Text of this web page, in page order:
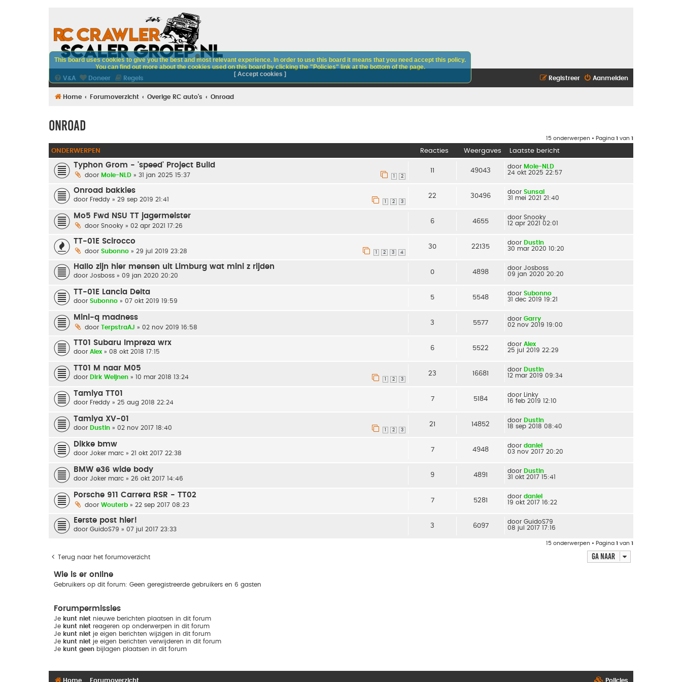
V&A Doneer Regels Aanmelden
Registreer
Home Forumoverzicht Overige RC auto's Onroad
Onroad
15 onderwerpen • Pagina 1 van 1
ONDERWERPEN Reacties Weergaves Laatste bericht
Typhon Grom - 'speed' Project Build
door Mole-NLD » 31 jan 2025 15:37 2
11 49043
door Mole-NLD
24 okt 2025 22:57
Onroad bakkies
door Freddy » 29 sep 2019 21:41 2 3
22 30496
door Sunsai
31 mei 2021 21:40
Mo5 Fwd NSU TT jagermeister
door Snooky » 02 apr 2021 17:26
6 4655
door Snooky
12 apr 2021 02:01
TT-01E Scirocco
door Subonno » 29 jul 2019 23:28 2 3 4
30 22135
door Dustin
30 mar 2020 10:20
Hallo zijn hier mensen uit Limburg wat mini z rijden
door Josboss » 09 jan 2020 20:20 0 4898
door Josboss
09 jan 2020 20:20
TT-01E Lancia Delta
door Subonno » 07 okt 2019 19:59 5 5548
door Subonno
31 dec 2019 19:21
Mini-q madness
door TerpstraAJ » 02 nov 2019 16:58
3 5577
door Garry
02 nov 2019 19:00
TT01 Subaru Impreza wrx
door Alex » 08 okt 2018 17:15 6 5522
door Alex
25 jul 2019 22:29
TT01 M naar M05
door Dirk Weijnen » 10 mar 2018 13:24 2 3
23 16681
door Dustin
12 mar 2019 09:34
Tamiya TT01
door Freddy » 25 aug 2018 22:24 7 5184
door
Linky
16 feb 2019 12:10
Tamiya XV-01
door Dustin » 02 nov 2017 18:40 2 3
21 14852
door Dustin
18 sep 2018 08:40
Dikke bmw
door Joker marc » 21 okt 2017 22:38 7 4948
door daniel
03 nov 2017 20:20
BMW e36 wide body
door Joker marc » 26 okt 2017 14:46 9 4891
door Dustin
31 okt 2017 15:41
Porsche 911 Carrera RSR - TT02
door Wouterb » 22 sep 2017 08:23
7 5281
door daniel
19 okt 2017 16:22
Eerste post hier!
door GuidoS79 » 07 jul 2017 23:33 3 6097
door GuidoS79
08 jul 2017 17:16
15 onderwerpen • Pagina 1 van 1
Terug naar het forumoverzicht Ga naar
Wie is er online
Gebruikers op dit forum: Geen geregistreerde gebruikers en 6 gasten
Forumpermissies
Je kunt niet nieuwe berichten plaatsen in dit forum
Je kunt niet reageren op onderwerpen in dit forum
Je kunt niet je eigen berichten wijzigen in dit forum
Je kunt niet je eigen berichten verwijderen in dit forum
Je kunt geen bijlagen plaatsen in dit forum
This board uses cookies to give you the best and most relevant experience. In order to use this board it means that you need accept this policy.
You can find out more about the cookies used on this board by clicking the "Policies" link at the bottom of the page.
[ Accept cookies ]
Home Forumoverzicht Policies